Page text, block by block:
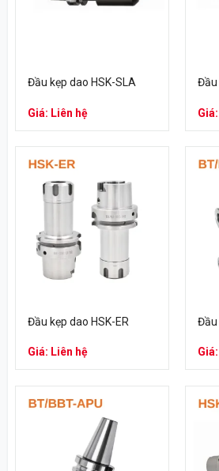
Đầu kẹp dao HSK-SLA
Giá: Liên hệ
Đầu
Đầu kẹp dao HSK-ER
Giá: Liên hệ
Đầu